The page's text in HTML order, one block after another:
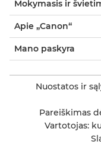
Mokymasis ir
Apie „Canon“
Mano paskyra
Nuostatos ir
Pareiškimas
Vartotojas: